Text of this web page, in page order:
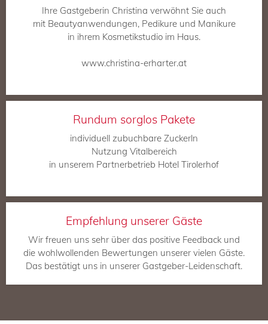
Ihre Gastgeberin Christina verwöhnt Sie auch
mit Beautyanwendungen, Pedikure und Manikure
in ihrem Kosmetikstudio im Haus.
www.christina-erharter.at
Rundum sorglos Pakete
individuell zubuchbare Zuckerln
Nutzung Vitalbereich
in unserem Partnerbetrieb Hotel Tirolerhof
Empfehlung unserer Gäste
Wir freuen uns sehr über das positive Feedback und
die wohlwollenden Bewertungen unserer vielen Gäste.
Das bestätigt uns in unserer Gastgeber-Leidenschaft.